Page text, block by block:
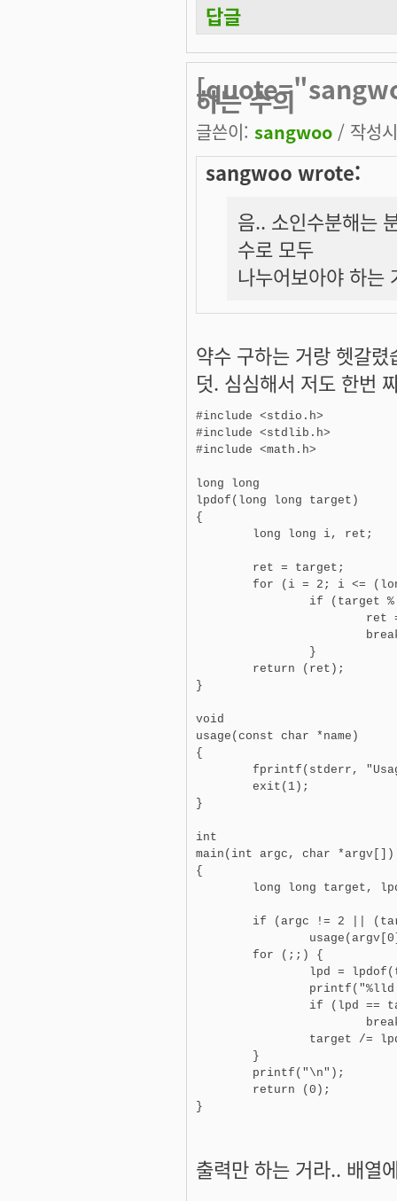
답글
하는 수의
글쓴이: sangwoo / 작성
sangwoo wrote:
음.. 소인수분해는
수로 모두
나누어보아야 하는
약수 구하는 거랑 헷갈
덧. 심심해서 저도 한번
#include <stdio.h>
#include <stdlib.h>
#include <math.h>
long long
lpdof(long long target)
{
        long long i, ret;
        ret = target;
for (i = 2; i <=
if (target
ret
                }
        return (ret);
}
void
usage(const char *name)
{
fprintf(stderr,
        exit(1);
}
int
main(int argc, char *argv[])
{
long long target,
if (argc != 2 ||
        for (;;) {
lpd =
if (lpd ==
target /=
        }
        printf("\n");
        return (0);
출력만 하는 거라.. 배열